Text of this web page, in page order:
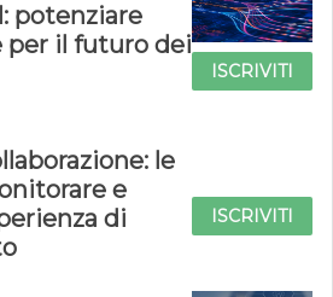
potenziare
per il futuro dei
ISCRIVITI
le
e
di
ISCRIVITI